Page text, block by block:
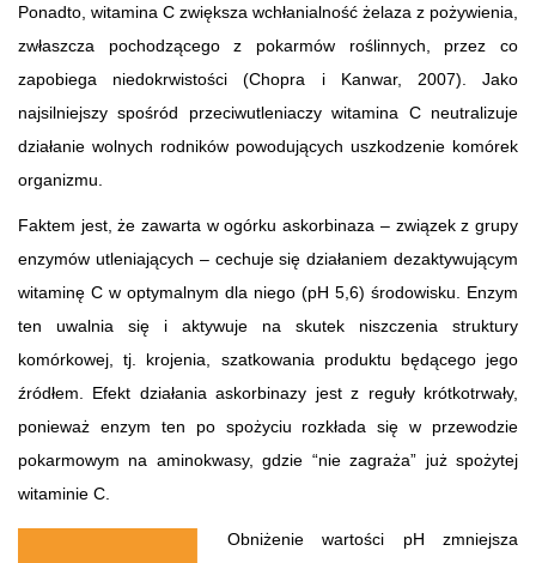
Ponadto, witamina C zwiększa wchłanialność żelaza z pożywienia,
zwłaszcza pochodzącego z pokarmów roślinnych, przez co
zapobiega niedokrwistości (Chopra i Kanwar, 2007). Jako
najsilniejszy spośród przeciwutleniaczy witamina C neutralizuje
działanie wolnych rodników powodujących uszkodzenie komórek
organizmu.
Faktem jest, że zawarta w ogórku askorbinaza – związek z grupy
enzymów utleniających – cechuje się działaniem dezaktywującym
witaminę C w optymalnym dla niego (pH 5,6) środowisku. Enzym
ten uwalnia się i aktywuje na skutek niszczenia struktury
komórkowej, tj. krojenia, szatkowania produktu będącego jego
źródłem. Efekt działania askorbinazy jest z reguły krótkotrwały,
ponieważ enzym ten po spożyciu rozkłada się w przewodzie
pokarmowym na aminokwasy, gdzie “nie zagraża” już spożytej
witaminie C.
Obniżenie wartości pH zmniejsza